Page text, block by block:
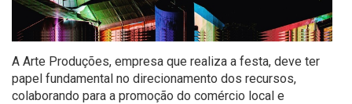
A Arte Produções, empresa que realiza a festa, deve ter
papel fundamental no direcionamento dos recursos,
colaborando para a promoção do comércio local e